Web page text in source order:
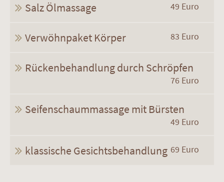
Salz Ölmassage 49 Euro
Verwöhnpaket Körper 83 Euro
Rückenbehandlung durch Schröpfen
76 Euro
Seifenschaummassage mit Bürsten
49 Euro
klassische Gesichtsbehandlung 69 Euro